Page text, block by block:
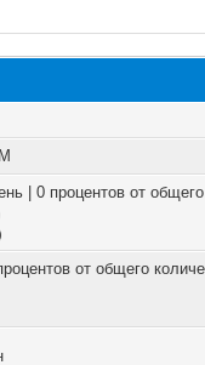
| 0 процентов от общего
от общего